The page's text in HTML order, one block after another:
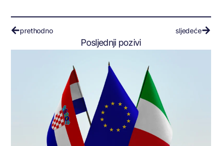
prethodno sljedeće
Posljednji pozivi